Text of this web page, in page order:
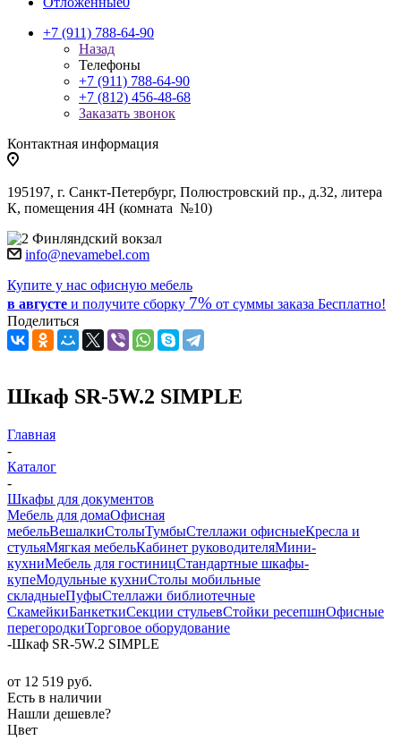
+7 (911) 788-64-90
Назад
Телефоны
+7 (911) 788-64-90
+7 (812) 456-48-68
Заказать звонок
Контактная информация
195197, г. Санкт-Петербург, Полюстровский пр., д.32, литера
К, помещения 4Н (комната №10)
Финляндский вокзал
info@nevamebel.com
Купите у нас офисную мебель
в августе и получите сборку 7% от суммы заказа Бесплатно!
Поделиться
Шкаф SR-5W.2 SIMPLE
Главная
-
Каталог
-
Шкафы для документов
Мебель для домаОфисная
мебельВешалкиСтолыТумбыСтеллажи офисныеКресла и
стульяМягкая мебельКабинет руководителяМини-
кухниМебель для гостиницСтандартные шкафы-
купеМодульные кухниСтолы мобильные
складныеПуфыСтеллажи библиотечные
СкамейкиБанкеткиСекции стульевСтойки ресепшнОфисные
перегородкиТорговое оборудование
-Шкаф SR-5W.2 SIMPLE
от 12 519 руб.
Есть в наличии
Нашли дешевле?
Цвет